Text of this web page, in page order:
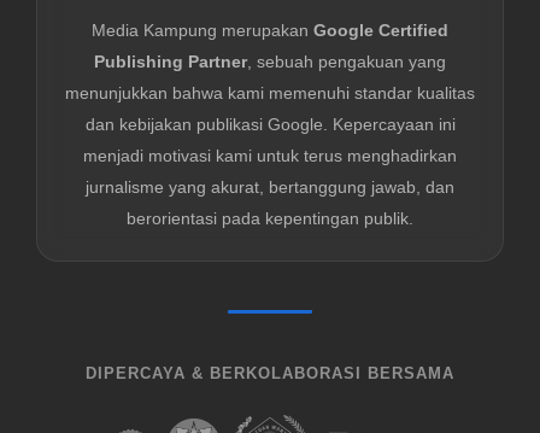
Media Kampung merupakan Google Certified
Publishing Partner, sebuah pengakuan yang
menunjukkan bahwa kami memenuhi standar kualitas
dan kebijakan publikasi Google. Kepercayaan ini
menjadi motivasi kami untuk terus menghadirkan
jurnalisme yang akurat, bertanggung jawab, dan
berorientasi pada kepentingan publik.
DIPERCAYA & BERKOLABORASI BERSAMA